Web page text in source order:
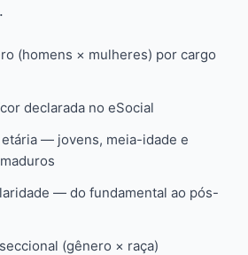
(homens × mulheres) por cargo
declarada no eSocial
etária — jovens, meia-idade e
— do fundamental ao pós-
(gênero × raça)